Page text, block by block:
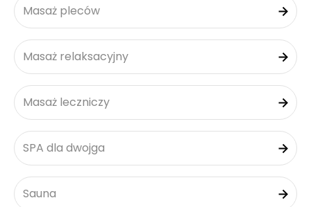
Masaż pleców
Masaż relaksacyjny
Masaż leczniczy
SPA dla dwojga
Sauna